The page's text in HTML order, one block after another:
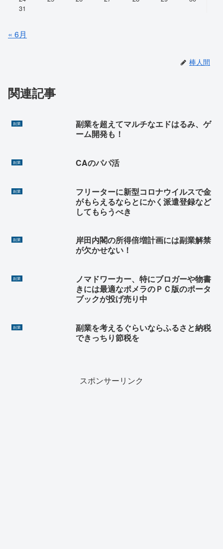
31
« 6月
棒人間
関連記事
副業
副業を超えてマルチなエドはるみ、ゲ
ーム開発も！
副業 CAのパパ活
副業
フリーターに新型コロナウイルスで金
がもらえるならとにかく派遣登録など
してもらうべき
副業
岸田内閣の所得倍増計画には副業解禁
が欠かせない！
副業
ノマドワーカー、特にブロガーや物書
きには最適なポメラのＰＣ版のポータ
ブックが投げ売り中
副業
副業を考えるぐらいならふるさと納税
できっちり節税を
スポンサーリンク